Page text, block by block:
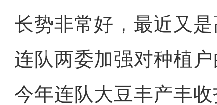
长势非常好，最近又
连队两委加强对种植
今年连队大豆丰产丰